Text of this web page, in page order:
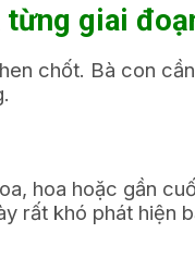
từng giai
chốt. Bà con
hoa hoặc gần
rất khó phát hiện